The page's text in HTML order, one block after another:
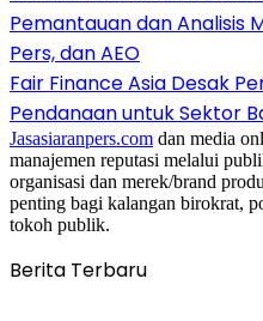
Pemantauan dan Analisis
Pers, dan AEO
Fair Finance Asia Desak
Pendanaan untuk Sektor
Jasasiaranpers.com dan media
manajemen reputasi melalui
organisasi dan merek/brand
penting bagi kalangan birokrat,
tokoh publik.
Berita Terbaru